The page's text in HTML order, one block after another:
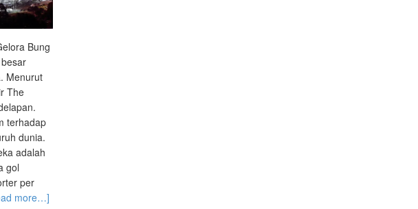
Bung
Menurut
The
terhadap
dunia.
adalah
gol
per
more…]